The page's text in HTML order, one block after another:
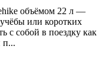
объёмом 22 л —
или коротких
с собой в поездку как
п...